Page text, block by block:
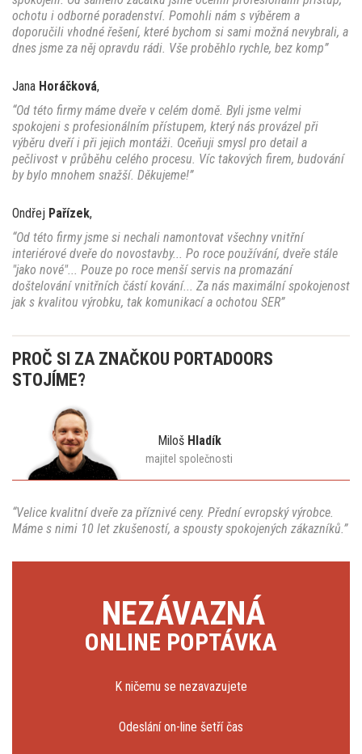
ochotu i odborné poradenství. Pomohli nám s výběrem a
doporučili vhodné řešení, které bychom si sami možná nevybrali, a
dnes jsme za něj opravdu rádi. Vše proběhlo rychle, bez komp”
Jana Horáčková,
“Od této firmy máme dveře v celém domě. Byli jsme velmi
spokojeni s profesionálním přístupem, který nás provázel při
výběru dveří i při jejich montáži. Oceňuji smysl pro detail a
pečlivost v průběhu celého procesu. Víc takových firem, budování
by bylo mnohem snažší. Děkujeme!”
Ondřej Pařízek,
“Od této firmy jsme si nechali namontovat všechny vnitřní
interiérové dveře do novostavby... Po roce používání, dveře stále
"jako nové"... Pouze po roce menší servis na promazání
doštelování vnitřních částí kování... Za nás maximální spokojenost
jak s kvalitou výrobku, tak komunikací a ochotou SER”
PROČ SI ZA ZNAČKOU PORTADOORS
STOJÍME?
Miloš Hladík
majitel společnosti
“Velice kvalitní dveře za příznivé ceny. Přední evropský výrobce.
Máme s nimi 10 let zkušeností, a spousty spokojených zákazníků.”
NEZÁVAZNÁ
ONLINE POPTÁVKA
K ničemu se nezavazujete
Odeslání on-line šetří čas